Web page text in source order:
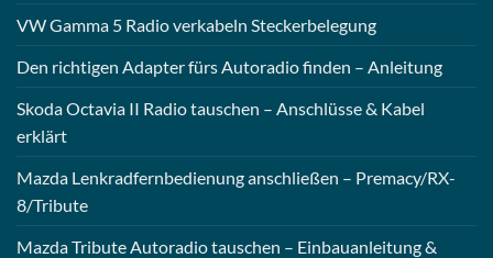
VW Gamma 5 Radio verkabeln Steckerbelegung
Den richtigen Adapter fürs Autoradio finden – Anleitung
Skoda Octavia II Radio tauschen – Anschlüsse & Kabel
erklärt
Mazda Lenkradfernbedienung anschließen – Premacy/RX-
8/Tribute
Mazda Tribute Autoradio tauschen – Einbauanleitung &